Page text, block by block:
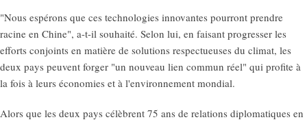
"Nous espérons que ces technologies innovantes pourront prendre
racine en Chine", a-t-il souhaité. Selon lui, en faisant progresser les
efforts conjoints en matière de solutions respectueuses du climat, les
deux pays peuvent forger "un nouveau lien commun réel" qui profite à
la fois à leurs économies et à l'environnement mondial.
Alors que les deux pays célèbrent 75 ans de relations diplomatiques en